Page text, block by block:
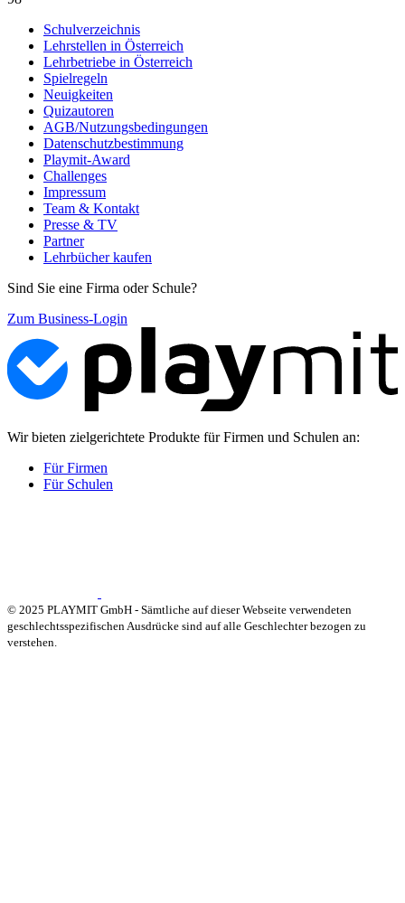
Schulverzeichnis
Lehrstellen in Österreich
Lehrbetriebe in Österreich
Spielregeln
Neuigkeiten
Quizautoren
AGB/Nutzungsbedingungen
Datenschutzbestimmung
Playmit-Award
Challenges
Impressum
Team & Kontakt
Presse & TV
Partner
Lehrbücher kaufen
Sind Sie eine Firma oder Schule?
Zum Business-Login
Wir bieten zielgerichtete Produkte für Firmen und Schulen an:
Für Firmen
Für Schulen
© 2025 PLAYMIT GmbH - Sämtliche auf dieser Webseite verwendeten
geschlechtsspezifischen Ausdrücke sind auf alle Geschlechter bezogen zu
verstehen.